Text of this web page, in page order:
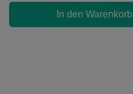
In den Warenkorb